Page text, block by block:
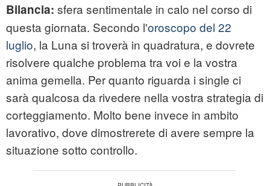
Bilancia: sfera sentimentale in calo nel corso di
questa giornata. Secondo l'oroscopo del 22
luglio, la Luna si troverà in quadratura, e dovrete
risolvere qualche problema tra voi e la vostra
anima gemella. Per quanto riguarda i single ci
sarà qualcosa da rivedere nella vostra strategia di
corteggiamento. Molto bene invece in ambito
lavorativo, dove dimostrerete di avere sempre la
situazione sotto controllo.